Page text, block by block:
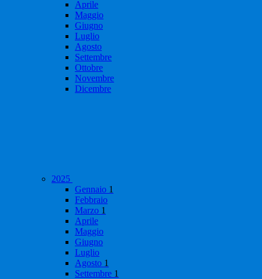
Aprile
Maggio
Giugno
Luglio
Agosto
Settembre
Ottobre
Novembre
Dicembre
2025
Gennaio 1
Febbraio
Marzo 1
Aprile
Maggio
Giugno
Luglio
Agosto 1
Settembre 1